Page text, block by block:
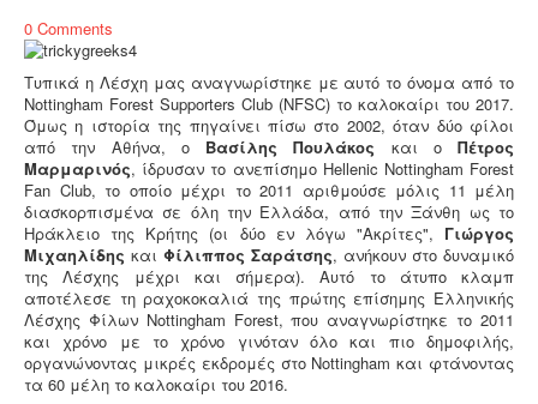
0 Comments
Τυπικά η Λέσχη μας αναγνωρίστηκε με αυτό το όνομα από το
Nottingham Forest Supporters Club (NFSC) το καλοκαίρι του 2017.
Όμως η ιστορία της πηγαίνει πίσω στο 2002, όταν δύο φίλοι
από την Αθήνα, ο Βασίλης Πουλάκος και ο Πέτρος
Μαρμαρινός, ίδρυσαν το ανεπίσημο Hellenic Nottingham Forest
Fan Club, το οποίο μέχρι το 2011 αριθμούσε μόλις 11 μέλη
διασκορπισμένα σε όλη την Ελλάδα, από την Ξάνθη ως το
Ηράκλειο της Κρήτης (οι δύο εν λόγω "Ακρίτες", Γιώργος
Μιχαηλίδης και Φίλιππος Σαράτσης, ανήκουν στο δυναμικό
της Λέσχης μέχρι και σήμερα). Αυτό το άτυπο κλαμπ
αποτέλεσε τη ραχοκοκαλιά της πρώτης επίσημης Ελληνικής
Λέσχης Φίλων Nottingham Forest, που αναγνωρίστηκε το 2011
και χρόνο με το χρόνο γινόταν όλο και πιο δημοφιλής,
οργανώνοντας μικρές εκδρομές στο Nottingham και φτάνοντας
τα 60 μέλη το καλοκαίρι του 2016.